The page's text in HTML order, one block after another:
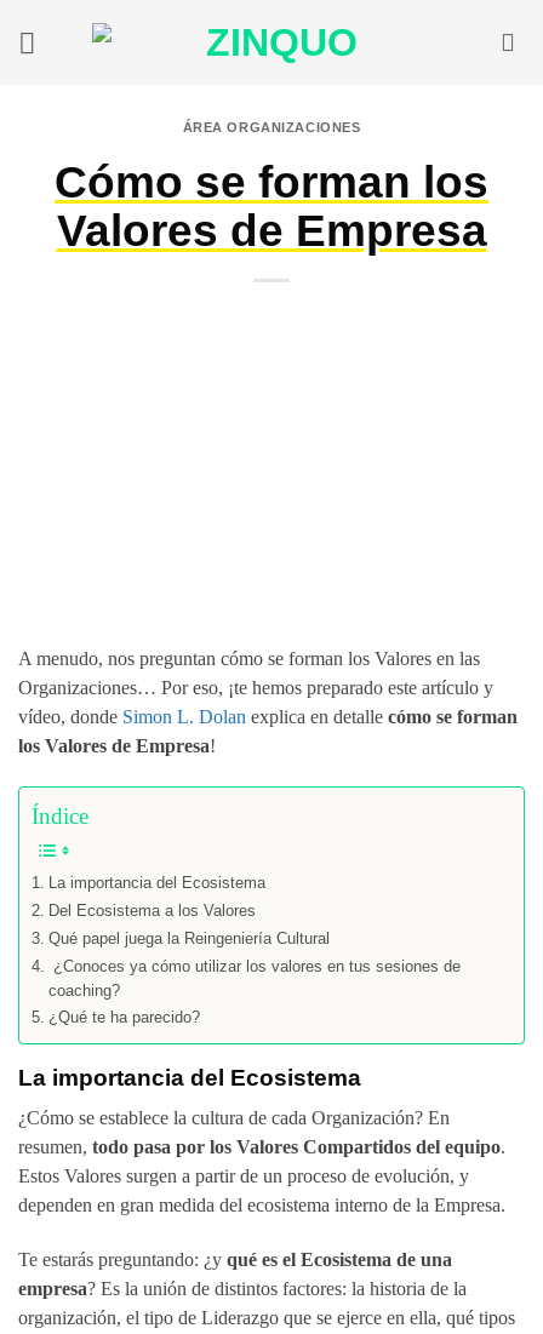
ÁREA ORGANIZACIONES
Cómo se forman los
Valores de Empresa
A menudo, nos preguntan cómo se forman los Valores en las
Organizaciones… Por eso, ¡te hemos preparado este artículo y
vídeo, donde Simon L. Dolan explica en detalle cómo se forman
los Valores de Empresa!
Índice
La importancia del Ecosistema
Del Ecosistema a los Valores
Qué papel juega la Reingeniería Cultural
¿Conoces ya cómo utilizar los valores en tus sesiones de
coaching?
¿Qué te ha parecido?
La importancia del Ecosistema
¿Cómo se establece la cultura de cada Organización? En
resumen, todo pasa por los Valores Compartidos del equipo.
Estos Valores surgen a partir de un proceso de evolución, y
dependen en gran medida del ecosistema interno de la Empresa.
Te estarás preguntando: ¿y qué es el Ecosistema de una
empresa? Es la unión de distintos factores: la historia de la
organización, el tipo de Liderazgo que se ejerce en ella, qué tipos